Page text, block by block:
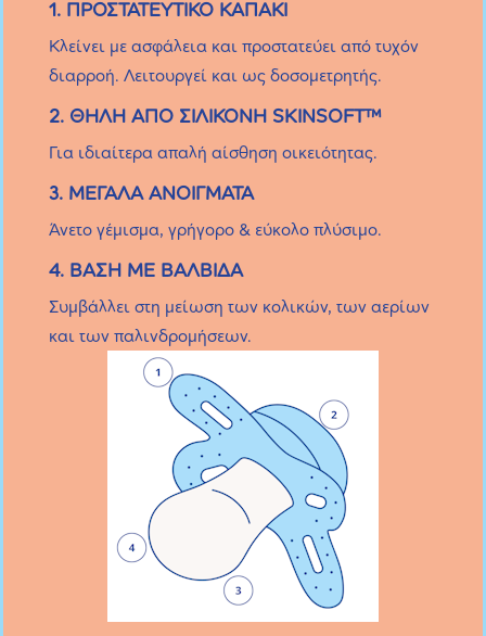
1. ΠΡΟΣΤΑΤΕΥΤΙΚΟ ΚΑΠΑΚΙ
Κλείνει με ασφάλεια και προστατεύει από τυχόν
διαρροή. Λειτουργεί και ως δοσομετρητής.
2. ΘΗΛΗ ΑΠΟ ΣΙΛΙΚΟΝΗ SKINSOFT™
Για ιδιαίτερα απαλή αίσθηση οικειότητας.
3. ΜΕΓΑΛΑ ΑΝΟΙΓΜΑΤΑ
Άνετο γέμισμα, γρήγορο & εύκολο πλύσιμο.
4. ΒΑΣΗ ΜΕ ΒΑΛΒΙΔΑ
Συμβάλλει στη μείωση των κολικών, των αερίων
και των παλινδρομήσεων.